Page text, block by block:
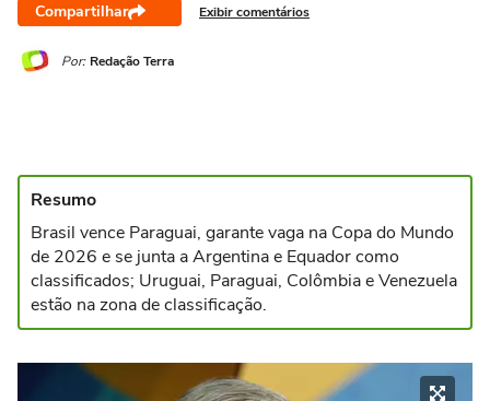
Compartilhar Exibir comentários
Por: Redação Terra
Resumo
Brasil vence Paraguai, garante vaga na Copa do Mundo
de 2026 e se junta a Argentina e Equador como
classificados; Uruguai, Paraguai, Colômbia e Venezuela
estão na zona de classificação.